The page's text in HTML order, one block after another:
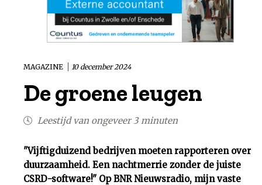
Discussie
Vaktechniek
Achtergrond
MAGAZINE 10 december 2024
De groene leugen
Leestijd van ongeveer 3 minuten
"Vijftigduizend bedrijven moeten rapporteren over
duurzaamheid. Een nachtmerrie zonder de juiste
CSRD-software!" Op BNR Nieuwsradio, mijn vaste
RELEVANTIEDATUM